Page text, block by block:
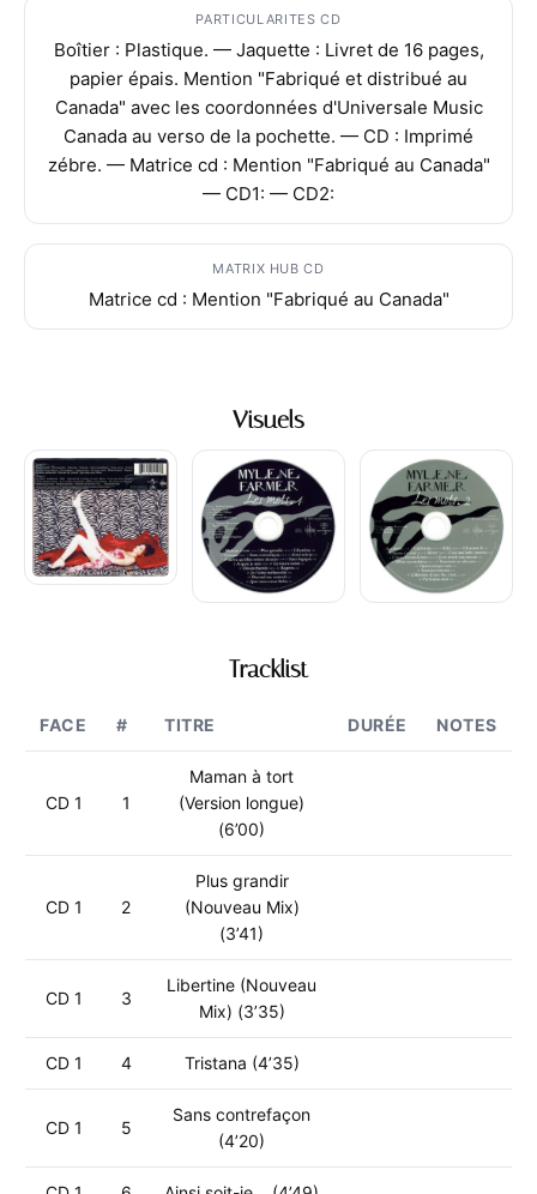
PARTICULARITES CD
Boîtier : Plastique. — Jaquette : Livret de 16 pages,
papier épais. Mention "Fabriqué et distribué au
Canada" avec les coordonnées d'Universale Music
Canada au verso de la pochette. — CD : Imprimé
zébre. — Matrice cd : Mention "Fabriqué au Canada"
— CD1: — CD2:
MATRIX HUB CD
Matrice cd : Mention "Fabriqué au Canada"
Visuels
Tracklist
FACE # TITRE DURÉE NOTES
CD 1 1
Maman à tort
(Version longue)
(6’00)
CD 1 2
Plus grandir
(Nouveau Mix)
(3’41)
CD 1 3
Libertine (Nouveau
Mix) (3’35)
CD 1 4 Tristana (4’35)
CD 1 5
Sans contrefaçon
(4’20)